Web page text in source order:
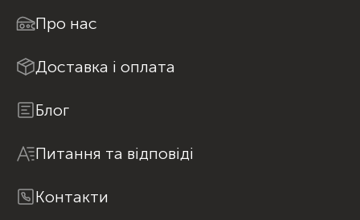
Про нас
Доставка і оплата
Блог
Питання та відповіді
Контакти